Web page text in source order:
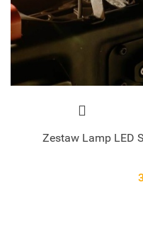
Zestaw Lamp LED